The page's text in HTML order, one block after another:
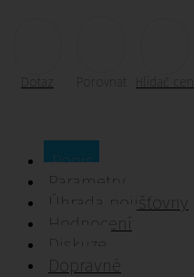
Dotaz Porovnat
Popis
Parametry
Úhrada pojišťovny
Hodnocení
Diskuze
Dopravné